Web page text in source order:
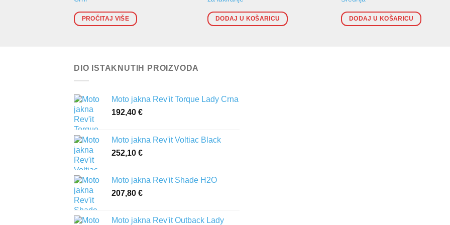
PROČITAJ VIŠE DODAJ U KOŠARICU DODAJ U KOŠARICU
DIO ISTAKNUTIH PROIZVODA
Moto jakna Rev'it Torque Lady Crna
192,40 €
Moto jakna Rev'it Voltiac Black
252,10 €
Moto jakna Rev'it Shade H2O
207,80 €
Moto jakna Rev'it Outback Lady